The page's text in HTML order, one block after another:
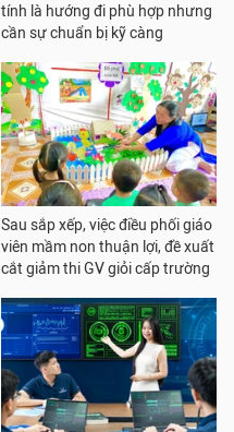
tính là hướng đi phù hợp nhưng
cần sự chuẩn bị kỹ càng
Sau sắp xếp, việc điều phối giáo
viên mầm non thuận lợi, đề xuất
cắt giảm thi GV giỏi cấp trường